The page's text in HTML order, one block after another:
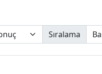
Sıralama